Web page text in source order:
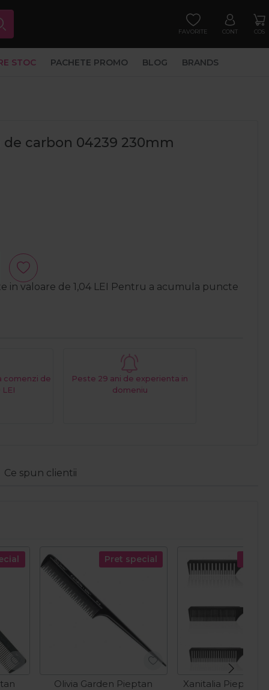
FAVORITE CONT COS
STOC PACHETE PROMO BLOG BRANDS
carbon 04239 230mm
in valoare de 1,04 LEI Pentru a acumula puncte
comenzi de
Peste 29 ani de experienta in
domeniu
Ce spun clientii
Pret special
Olivia Garden Pieptan
Xanitalia Piepteni